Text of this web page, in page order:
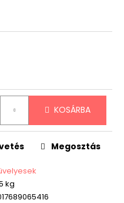
KOSÁRBA
kg
Megosztás